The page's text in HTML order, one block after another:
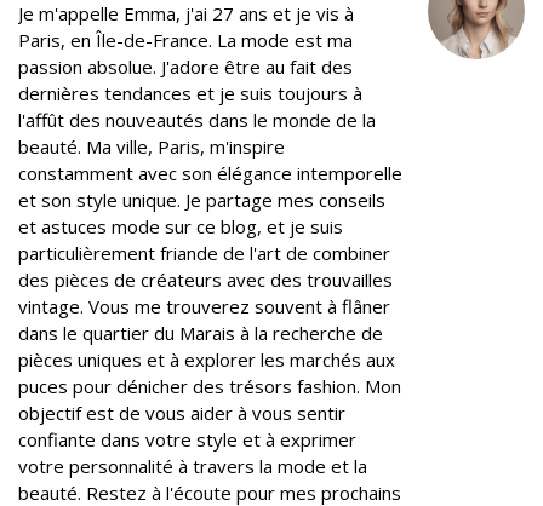
k
n
Je m'appelle Emma, j'ai 27 ans et je vis à
Paris, en Île-de-France. La mode est ma
passion absolue. J'adore être au fait des
dernières tendances et je suis toujours à
l'affût des nouveautés dans le monde de la
beauté. Ma ville, Paris, m'inspire
constamment avec son élégance intemporelle
et son style unique. Je partage mes conseils
et astuces mode sur ce blog, et je suis
particulièrement friande de l'art de combiner
des pièces de créateurs avec des trouvailles
vintage. Vous me trouverez souvent à flâner
dans le quartier du Marais à la recherche de
pièces uniques et à explorer les marchés aux
puces pour dénicher des trésors fashion. Mon
objectif est de vous aider à vous sentir
confiante dans votre style et à exprimer
votre personnalité à travers la mode et la
beauté. Restez à l'écoute pour mes prochains